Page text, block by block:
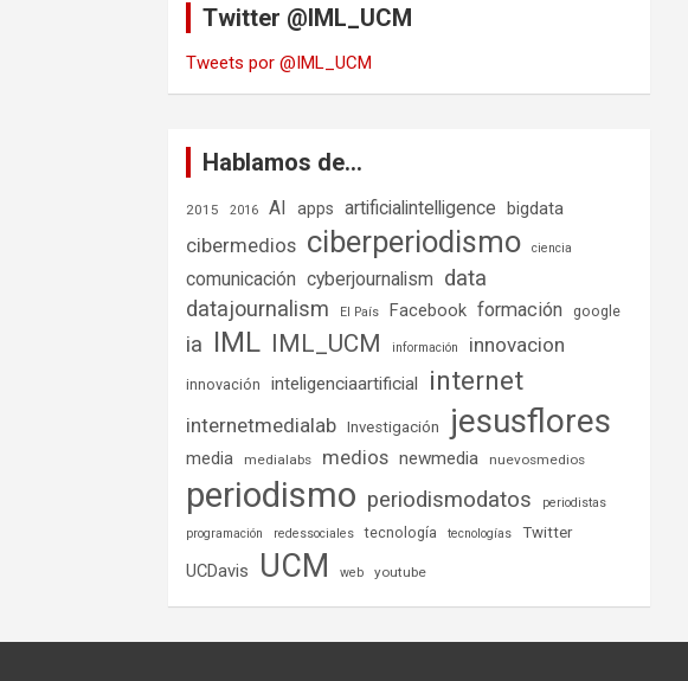
Twitter @IML_UCM
Tweets por @IML_UCM
Hablamos de…
2015 2016 AI apps artificialintelligence bigdata
cibermedios ciberperiodismo ciencia
comunicación cyberjournalism data
datajournalism El País Facebook formación google
ia IML IML_UCM información innovacion
innovación inteligenciaartificial internet
internetmedialab Investigación jesusflores
media medialabs medios newmedia nuevosmedios
periodismo periodismodatos
periodistas
programación
redessociales tecnología tecnologías Twitter
UCDavis UCM web youtube